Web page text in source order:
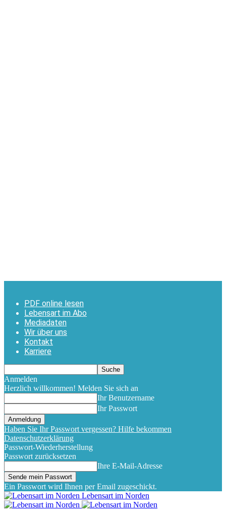
PDF online lesen
Lebensart im Abo
Mediadaten
Wir über uns
Kontakt
Karriere
Anmelden
Herzlich willkommen! Melden Sie sich an
Ihr Benutzername
Ihr Passwort
Haben Sie Ihr Passwort vergessen? Hilfe bekommen
Datenschutzerklärung
Passwort-Wiederherstellung
Passwort zurücksetzen
Ihre E-Mail-Adresse
Ein Passwort wird Ihnen per Email zugeschickt.
Lebensart im Norden